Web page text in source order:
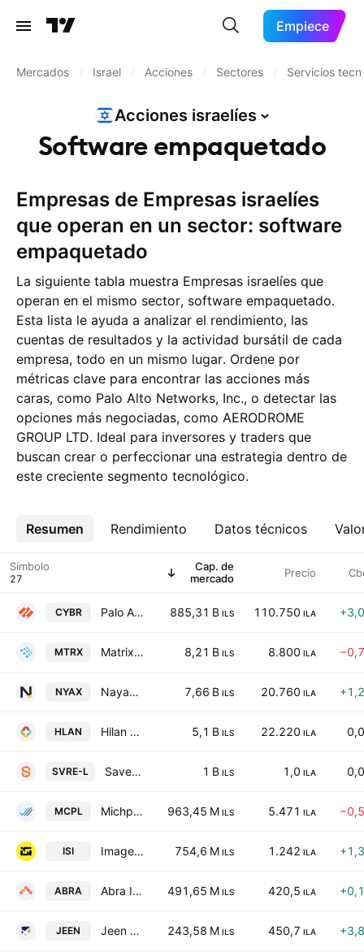
Empiece
Mercados Israel Acciones Sectores Servicios
Acciones israelíes
Software empaquetado
Empresas de Empresas israelíes
que operan en un sector: software
empaquetado
La siguiente tabla muestra Empresas israelíes que
operan en el mismo sector, software empaquetado.
Esta lista le ayuda a analizar el rendimiento, las
cuentas de resultados y la actividad bursátil de cada
empresa, todo en un mismo lugar. Ordene por
métricas clave para encontrar las acciones más
caras, como Palo Alto Networks, Inc., o detectar las
opciones más negociadas, como AERODROME
GROUP LTD. Ideal para inversores y traders que
buscan crear o perfeccionar una estrategia dentro de
este creciente segmento tecnológico.
Resumen Rendimiento Datos técnicos
Más
Símbolo
Cap. de
mercado
Precio
CYBR Palo Alto Networks, Inc. 885,31 B ILS 110.750 ILA
MTRX Matrix IT Ltd. 8,21 B ILS 8.800 ILA
NYAX Nayax Ltd. 7,66 B ILS 20.760 ILA
HLAN Hilan Ltd. 5,1 B ILS 22.220 ILA
SVRE-L SaverOne 2014 Ltd. 1 B ILS 1,0 ILA
MCPL Michpal Technologies Ltd. 963,45 M ILS 5.471 ILA
ISI ImageSat International (ISI) 754,6 M ILS 1.242 ILA
ABRA Abra Information Technologies Ltd 491,65 M ILS 420,5 ILA
JEEN Jeen AI Technologies Ltd 243,58 M ILS 450,7 ILA